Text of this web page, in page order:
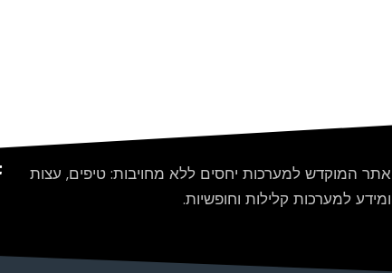
אתר המוקדש למערכות יחסים ללא מחויבות: טיפים, עצות
ומידע למערכות קלילות וחופשיות.